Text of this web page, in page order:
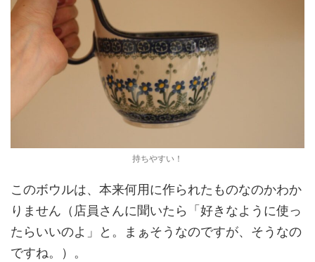
持ちやすい！
このボウルは、本来何用に作られたものなのかわか
りません（店員さんに聞いたら「好きなように使っ
たらいいのよ」と。まぁそうなのですが、そうなの
ですね。）。